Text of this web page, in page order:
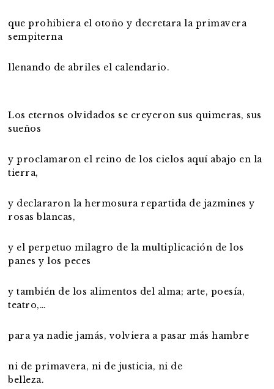
que prohibiera el otoño y decretara la primavera
sempiterna
llenando de abriles el calendario.
Los eternos olvidados se creyeron sus quimeras, sus
sueños
y proclamaron el reino de los cielos aquí abajo en la
tierra,
y declararon la hermosura repartida de jazmines y
rosas blancas,
y el perpetuo milagro de la multiplicación de los
panes y los peces
y también de los alimentos del alma; arte, poesía,
teatro,…
para ya nadie jamás, volviera a pasar más hambre
ni de primavera, ni de justicia, ni de
belleza.